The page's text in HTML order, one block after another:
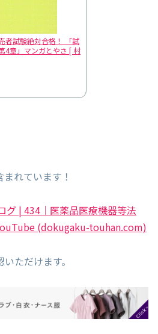
試験絶対合格！ 「試
4章」マンガとやさ [ 村
れています！
グ | 434｜医薬品医療機器等法
(dokugaku-touhan.com)
ただけます。